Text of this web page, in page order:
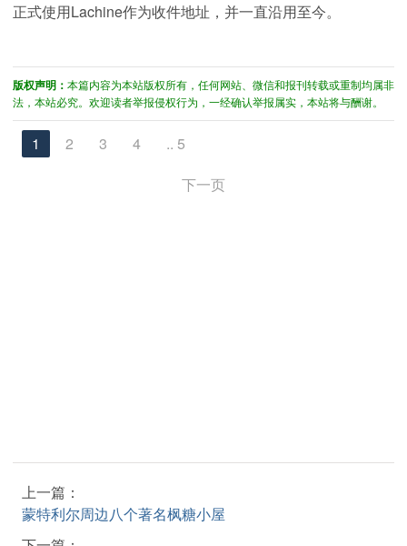
正式使用Lachine作为收件地址，并一直沿用至今。
版权声明： 本篇内容为本站版权所有，任何网站、微信和报刊转载或重制均属非
法，本站必究。欢迎读者举报侵权行为，一经确认举报属实，本站将与酬谢。
1 2 3 4
.. 5
下一页
上一篇：
蒙特利尔周边八个著名枫糖小屋